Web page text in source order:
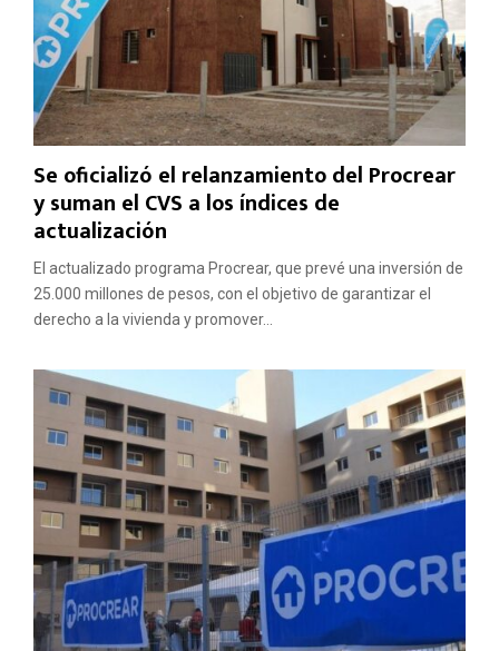
Se oficializó el relanzamiento del Procrear
y suman el CVS a los índices de
actualización
El actualizado programa Procrear, que prevé una inversión de
25.000 millones de pesos, con el objetivo de garantizar el
derecho a la vivienda y promover...